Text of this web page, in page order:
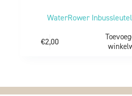
WaterRower Inbussleutel
€2,00